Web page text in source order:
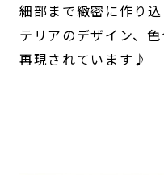
細部まで緻密に作り
テリアのデザイン、
再現されています♪